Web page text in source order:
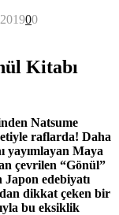
00
Kitabı
Natsume
raflarda! Daha
yayımlayan Maya
çevrilen “Gönül”
edebiyatı
dikkat çeken bir
bu eksiklik